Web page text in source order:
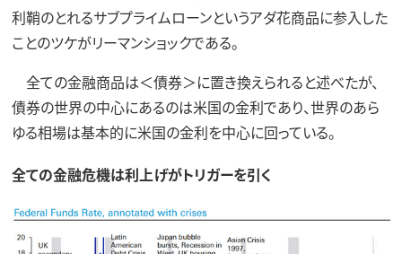
利鞘のとれるサブプライムローンというアダ花商品に参入した
ことのツケがリーマンショックである。
全ての金融商品は＜債券＞に置き換えられると述べたが、
債券の世界の中心にあるのは米国の金利であり、世界のあら
ゆる相場は基本的に米国の金利を中心に回っている。
全ての金融危機は利上げがトリガーを引く